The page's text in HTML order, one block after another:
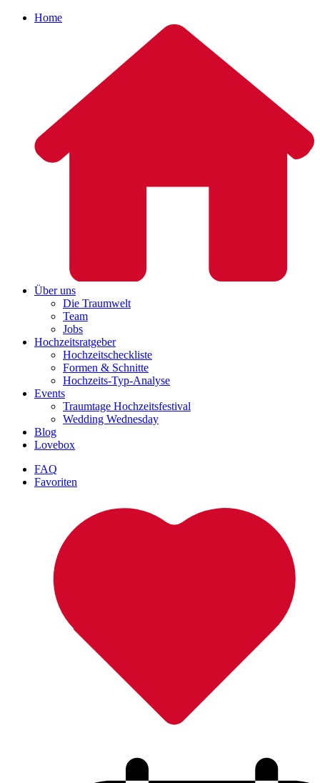
Home
Über uns
Die Traumwelt
Team
Jobs
Hochzeitsratgeber
Hochzeitscheckliste
Formen & Schnitte
Hochzeits-Typ-Analyse
Events
Traumtage Hochzeitsfestival
Wedding Wednesday
Blog
Lovebox
FAQ
Favoriten